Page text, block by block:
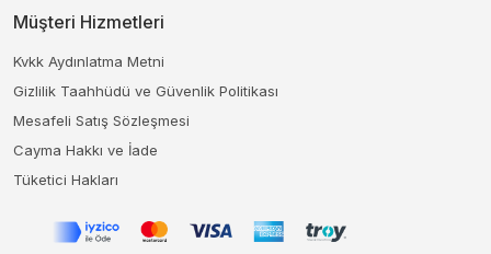
Müşteri Hizmetleri
Kvkk Aydınlatma Metni
Gizlilik Taahhüdü ve Güvenlik Politikası
Mesafeli Satış Sözleşmesi
Cayma Hakkı ve İade
Tüketici Hakları